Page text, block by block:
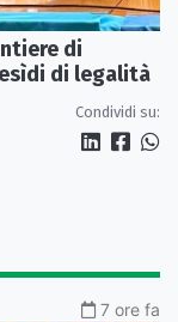
di
di legalità
Condividi su:
7 ore fa